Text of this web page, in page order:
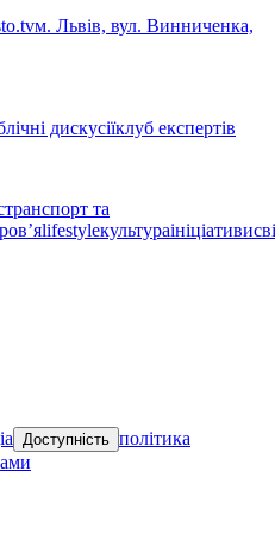
м. Львів, вул. Винниченка,
дискусіїклуб експертів
транспорт та
lifestyleкультураініціативи
Доступність політика